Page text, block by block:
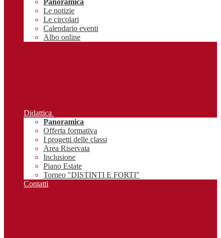
Panoramica
Le notizie
Le circolari
Calendario eventi
Albo online
Didattica
Panoramica
Offerta formativa
I progetti delle classi
Area Riservata
Inclusione
Piano Estate
Torneo "DISTINTI E FORTI"
Contatti